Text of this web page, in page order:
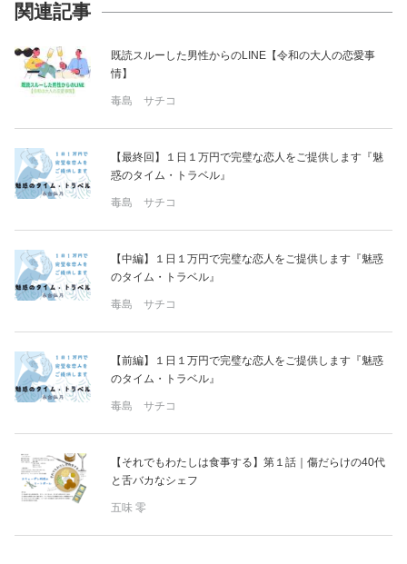
関連記事
既読スルーした男性からのLINE【令和の大人の恋愛事
情】
毒島 サチコ
【最終回】１日１万円で完璧な恋人をご提供します『魅
惑のタイム・トラベル』
毒島 サチコ
【中編】１日１万円で完璧な恋人をご提供します『魅惑
のタイム・トラベル』
毒島 サチコ
【前編】１日１万円で完璧な恋人をご提供します『魅惑
のタイム・トラベル』
毒島 サチコ
【それでもわたしは食事する】第１話｜傷だらけの40代
と舌バカなシェフ
五味 零